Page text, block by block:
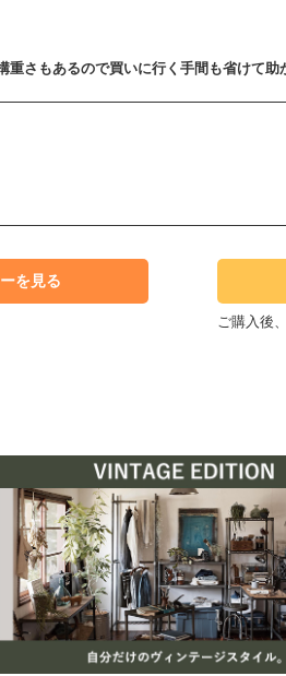
さもあるので買いに行く手間も省けて
を見る
ご購入後